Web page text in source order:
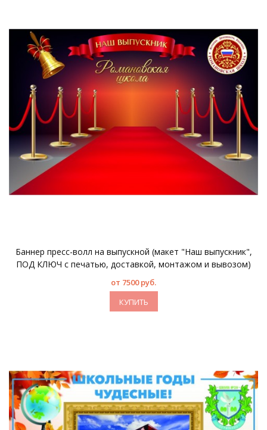
Баннер пресс-волл на выпускной (макет "Наш выпускник",
ПОД КЛЮЧ с печатью, доставкой, монтажом и вывозом)
от 7500 руб.
КУПИТЬ